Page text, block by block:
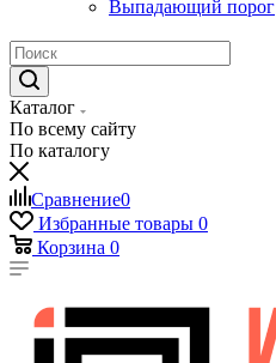
Выпадающий порог
Каталог
По всему сайту
По каталогу
Сравнение0
Избранные товары 0
Корзина 0